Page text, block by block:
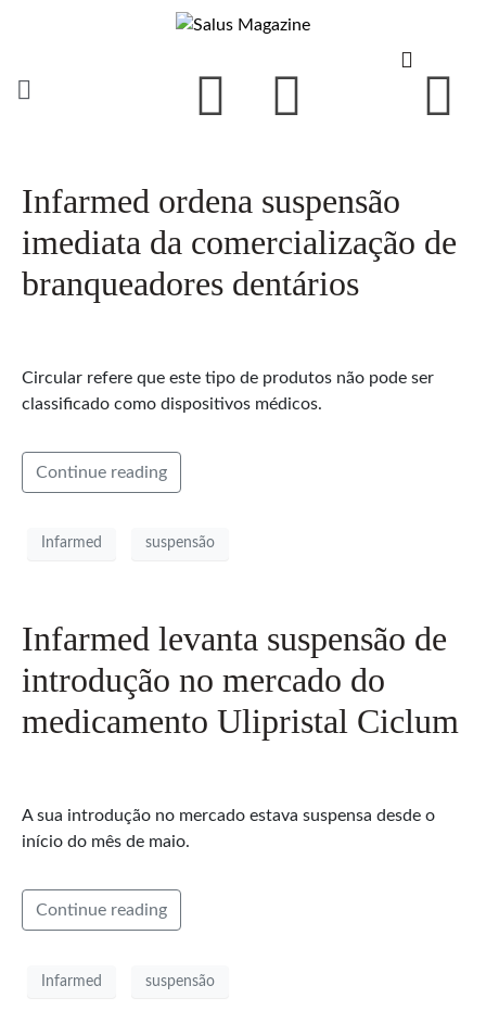
Infarmed ordena suspensão
imediata da comercialização de
branqueadores dentários
Circular refere que este tipo de produtos não pode ser
classificado como dispositivos médicos.
Continue reading
Infarmed suspensão
Infarmed levanta suspensão de
introdução no mercado do
medicamento Ulipristal Ciclum
A sua introdução no mercado estava suspensa desde o
início do mês de maio.
Continue reading
Infarmed suspensão